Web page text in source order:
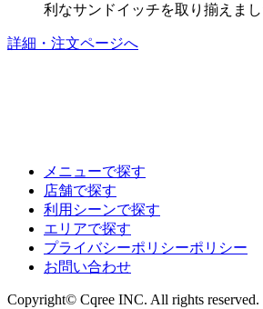
利なサンドイッチを取り揃えまし
詳細・注文ページへ
メニューで探す
店舗で探す
利用シーンで探す
エリアで探す
プライバシーポリシーポリシー
お問い合わせ
Copyright© Cqree INC. All rights reserved.